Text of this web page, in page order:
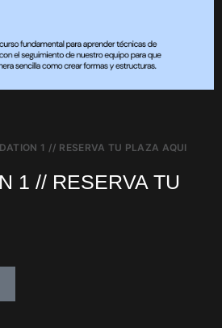
1 // RESERVA TU PLAZA AQUI
1 // RESERVA TU